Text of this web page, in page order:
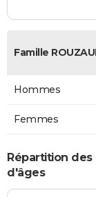
Famille
Hommes
Femmes
Répartition des
d'âges